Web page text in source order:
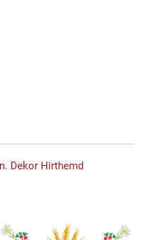
Dekor Hirthemd